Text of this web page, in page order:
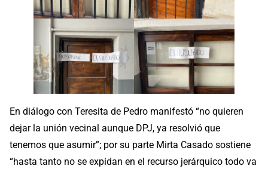
En diálogo con Teresita de Pedro manifestó “no quieren
dejar la unión vecinal aunque DPJ, ya resolvió que
tenemos que asumir”; por su parte Mirta Casado sostiene
“hasta tanto no se expidan en el recurso jerárquico todo va